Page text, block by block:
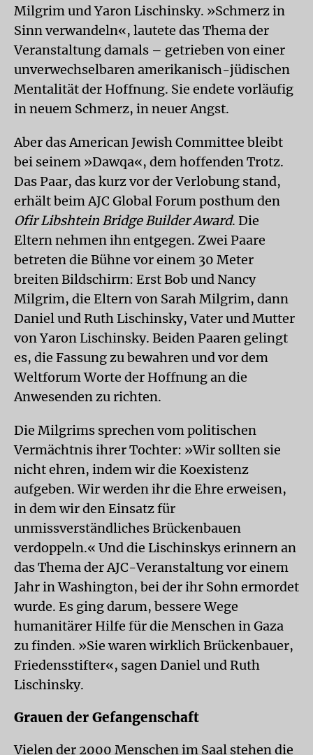
Milgrim und Yaron Lischinsky. »Schmerz in
Sinn verwandeln«, lautete das Thema der
Veranstaltung damals – getrieben von einer
unverwechselbaren amerikanisch-jüdischen
Mentalität der Hoffnung. Sie endete vorläufig
in neuem Schmerz, in neuer Angst.
Aber das American Jewish Committee bleibt
bei seinem »Dawqa«, dem hoffenden Trotz.
Das Paar, das kurz vor der Verlobung stand,
erhält beim AJC Global Forum posthum den
Ofir Libshtein Bridge Builder Award. Die
Eltern nehmen ihn entgegen. Zwei Paare
betreten die Bühne vor einem 30 Meter
breiten Bildschirm: Erst Bob und Nancy
Milgrim, die Eltern von Sarah Milgrim, dann
Daniel und Ruth Lischinsky, Vater und Mutter
von Yaron Lischinsky. Beiden Paaren gelingt
es, die Fassung zu bewahren und vor dem
Weltforum Worte der Hoffnung an die
Anwesenden zu richten.
Die Milgrims sprechen vom politischen
Vermächtnis ihrer Tochter: »Wir sollten sie
nicht ehren, indem wir die Koexistenz
aufgeben. Wir werden ihr die Ehre erweisen,
in dem wir den Einsatz für
unmissverständliches Brückenbauen
verdoppeln.« Und die Lischinskys erinnern an
das Thema der AJC-Veranstaltung vor einem
Jahr in Washington, bei der ihr Sohn ermordet
wurde. Es ging darum, bessere Wege
humanitärer Hilfe für die Menschen in Gaza
zu finden. »Sie waren wirklich Brückenbauer,
Friedensstifter«, sagen Daniel und Ruth
Lischinsky.
Grauen der Gefangenschaft
Vielen der 2000 Menschen im Saal stehen die